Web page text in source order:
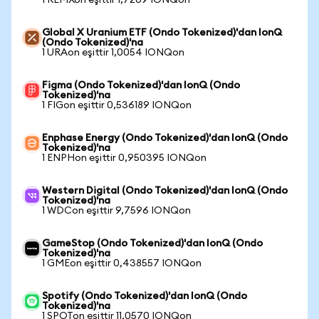
Global X Uranium ETF (Ondo Tokenized)'dan IonQ
(Ondo Tokenized)'na
1 URAon eşittir 1,0054 IONQon
Figma (Ondo Tokenized)'dan IonQ (Ondo
Tokenized)'na
1 FIGon eşittir 0,536189 IONQon
Enphase Energy (Ondo Tokenized)'dan IonQ (Ondo
Tokenized)'na
1 ENPHon eşittir 0,950395 IONQon
Western Digital (Ondo Tokenized)'dan IonQ (Ondo
Tokenized)'na
1 WDCon eşittir 9,7596 IONQon
GameStop (Ondo Tokenized)'dan IonQ (Ondo
Tokenized)'na
1 GMEon eşittir 0,438557 IONQon
Spotify (Ondo Tokenized)'dan IonQ (Ondo
Tokenized)'na
1 SPOTon eşittir 11,0570 IONQon